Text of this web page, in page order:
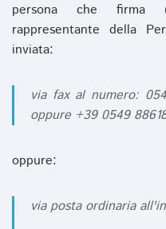
persona che firma
rappresentante della
inviata:
via fax al numero:
oppure +39 0549
oppure:
via posta ordinaria